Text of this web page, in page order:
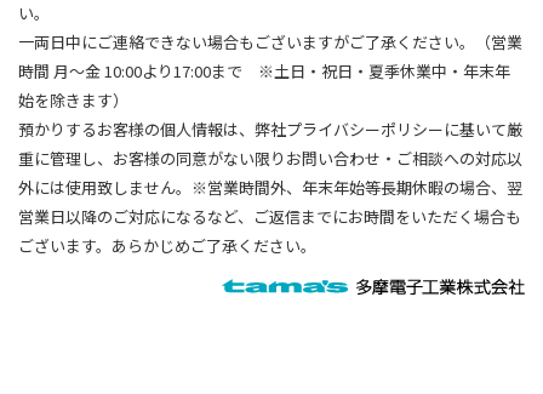
い。
一両日中にご連絡できない場合もございますがご了承ください。（営業
時間 月～金 10:00より17:00まで ※土日・祝日・夏季休業中・年末年
始を除きます）
預かりするお客様の個人情報は、弊社プライバシーポリシーに基いて厳
重に管理し、お客様の同意がない限りお問い合わせ・ご相談への対応以
外には使用致しません。※営業時間外、年末年始等長期休暇の場合、翌
営業日以降のご対応になるなど、ご返信までにお時間をいただく場合も
ございます。あらかじめご了承ください。